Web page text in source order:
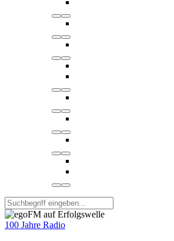
100 Jahre Radio